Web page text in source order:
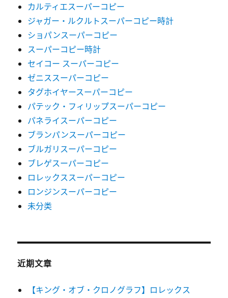
カルティエスーパーコピー
ジャガー・ルクルトスーパーコピー時計
ショパンスーパーコピー
スーパーコピー時計
セイコー スーパーコピー
ゼニススーパーコピー
タグホイヤースーパーコピー
パテック・フィリップスーパーコピー
パネライスーパーコピー
ブランパンスーパーコピー
ブルガリスーパーコピー
ブレゲスーパーコピー
ロレックススーパーコピー
ロンジンスーパーコピー
未分类
近期文章
【キング・オブ・クロノグラフ】ロレックス